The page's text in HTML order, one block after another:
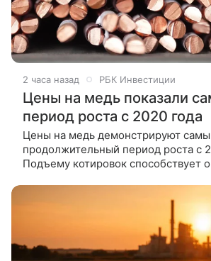
2 часа назад РБК Инвестиции
Цены на медь показали
период роста с 2020 года
Цены на медь демонстрируют
продолжительный период роста с
Подъему котировок способствует